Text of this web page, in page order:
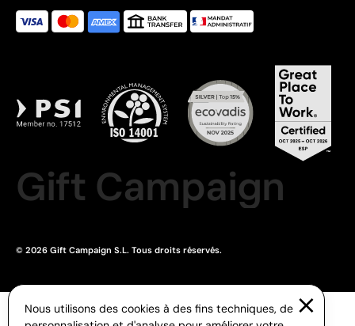
Gift Campaign
© 2026 Gift Campaign S.L. Tous droits réservés.
Nous utilisons des cookies à des fins techniques, de